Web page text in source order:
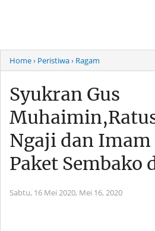
Home› Peristiwa› Ragam
Syukran Gus
Ngaji dan
Paket Sembako
Sabtu, 16 Mei 2020, Mei 16, 2020